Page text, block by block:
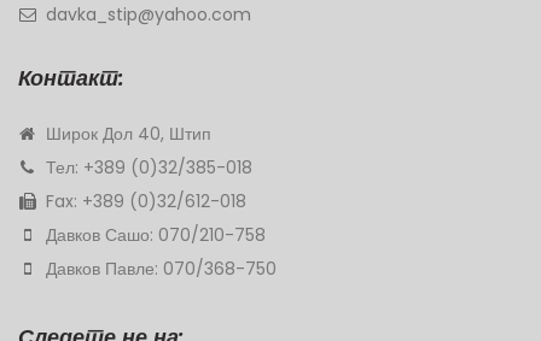
davka_stip@yahoo.com
Контакт:
Широк Дол 40, Штип
Тел: +389 (0)32/385-018
Fax: +389 (0)32/612-018
Давков Сашо: 070/210-758
Давков Павле: 070/368-750